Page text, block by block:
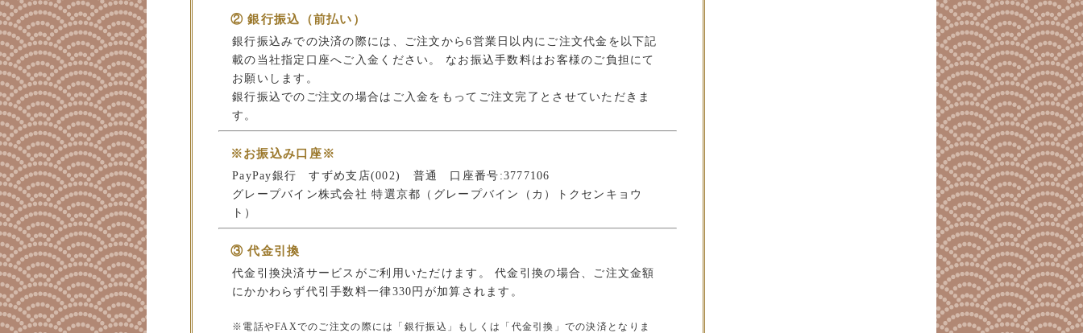
② 銀行振込（前払い）
銀行振込みでの決済の際には、ご注文から6営業日以内にご注文代金を以下記
載の当社指定口座へご入金ください。 なお振込手数料はお客様のご負担にて
お願いします。
銀行振込でのご注文の場合はご入金をもってご注文完了とさせていただきま
す。
※お振込み口座※
PayPay銀行 すずめ支店(002) 普通 口座番号:3777106
グレープバイン株式会社 特選京都（グレープバイン（カ）トクセンキョウ
ト）
③ 代金引換
代金引換決済サービスがご利用いただけます。 代金引換の場合、ご注文金額
にかかわらず代引手数料一律330円が加算されます。
※電話やFAXでのご注文の際には「銀行振込」もしくは「代金引換」での決済となりま